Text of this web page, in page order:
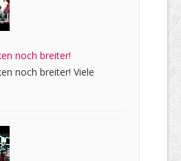
noch breiter!
noch breiter! Viele